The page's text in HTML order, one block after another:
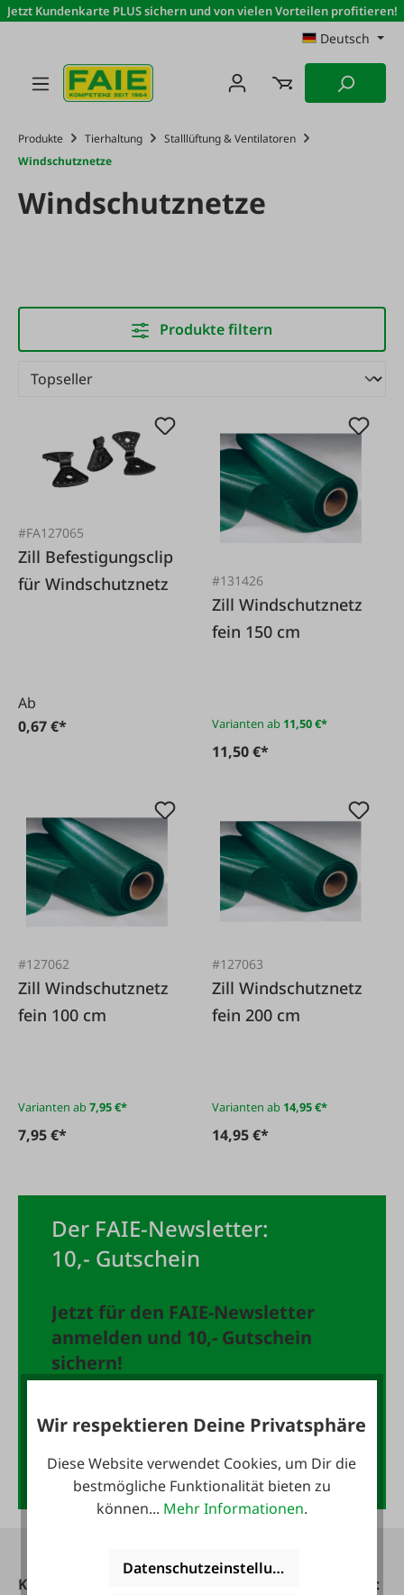
Zum Hauptinhalt springen
Jetzt Kundenkarte PLUS sichern und von vielen Vorteilen profitieren!
Deutsch
Produkte Tierhaltung
Stalllüftung & Ventilatoren
Windschutznetze
Windschutznetze
Produkte filtern
#FA127065
Zill Befestigungsclip
für Windschutznetz
Ab
0,67 €*
#131426
Zill Windschutznetz
fein 150 cm
Varianten ab 11,50 €*
11,50 €*
#127062
Zill Windschutznetz
fein 100 cm
Varianten ab7,95 €*
7,95 €*
#127063
Zill Windschutznetz
fein 200 cm
Varianten ab 14,95 €*
14,95 €*
Der FAIE-Newsletter:
10,- Gutschein
Jetzt für den FAIE-Newsletter
anmelden und 10,- Gutschein
sichern!
Anmelden
Kontakt Telefonisch erreichbar:
Wir respektieren Deine Privatsphäre
Diese Website verwendet Cookies, um Dir die
bestmögliche Funktionalität bieten zu
können... Mehr Informationen.
Datenschutzeinstellungen